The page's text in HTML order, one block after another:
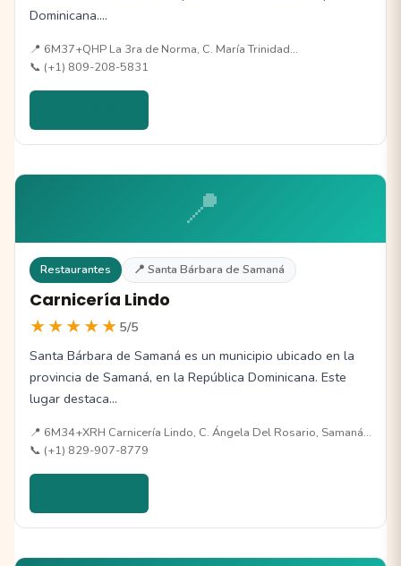
Dominicana.…
📍 6M37+QHP La 3ra de Norma, C. María Trinidad…
📞 (+1) 809-208-5831
📍
Restaurantes 📍 Santa Bárbara de Samaná
Carnicería Lindo
★★★★★ 5/5
Santa Bárbara de Samaná es un municipio ubicado en la
provincia de Samaná, en la República Dominicana. Este
lugar destaca…
📍 6M34+XRH Carnicería Lindo, C. Ángela Del Rosario, Samaná…
📞 (+1) 829-907-8779